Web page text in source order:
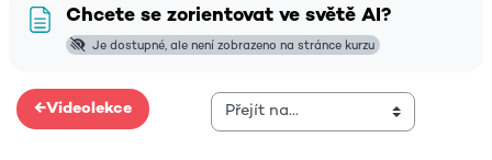
Chcete se zorientovat ve světě AI?Stránka
Je dostupné, ale není zobrazeno na stránce kurzu
←Videolekce